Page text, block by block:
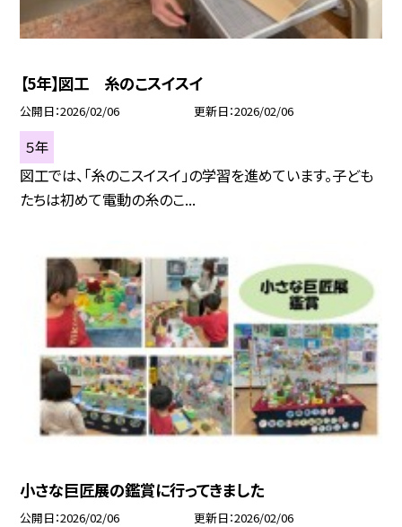
【5年】図工 糸のこスイスイ
公開日 2026/02/06 更新日 2026/02/06
５年
図工では、「糸のこスイスイ」の学習を進めています。子ども
たちは初めて電動の糸のこ...
小さな巨匠展の鑑賞に行ってきました
公開日 2026/02/06 更新日 2026/02/06